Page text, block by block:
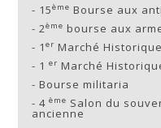
- 15ème Bourse aux
-2ème bourse aux
- 1er Marché
- 1er Marché
-Bourse militaria
-4ème Salon du
ancienne